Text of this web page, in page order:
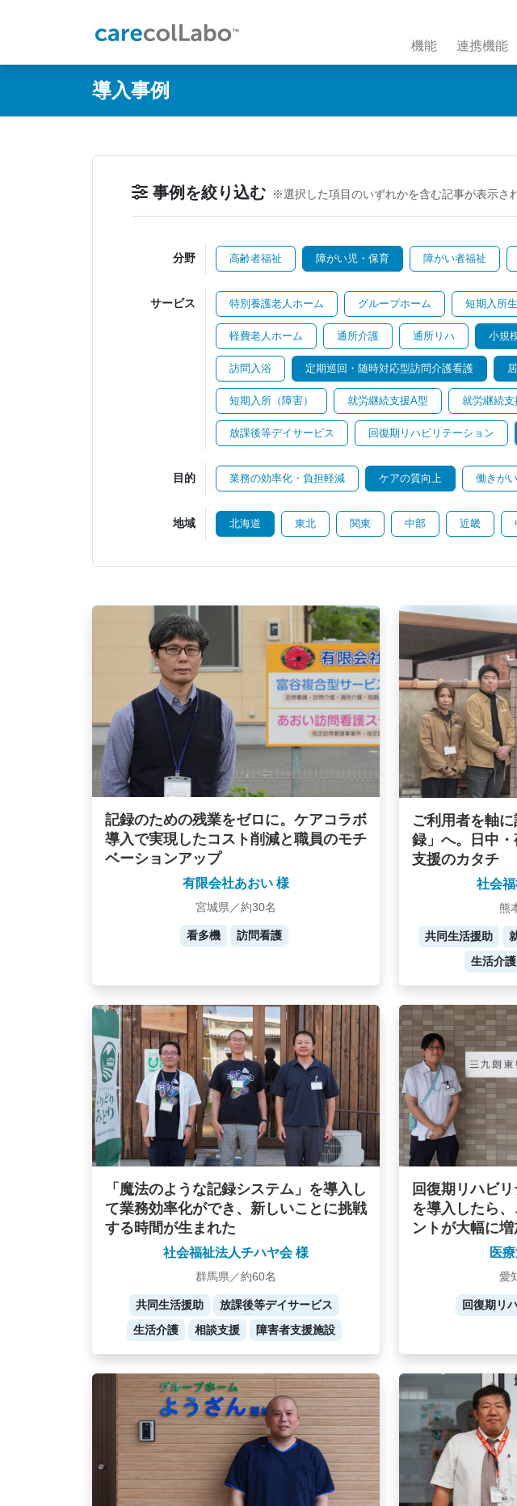
機能 連携機能
導入事例
事例を絞り込む ※選択した項目のいずれかを含む記事が表示さ
分野 高齢者福祉 障がい児・保育 障がい者福祉
サービス 特別養護老人ホーム グループホーム 短期入所
軽費老人ホーム 通所介護 通所リハ 小規
訪問入浴 定期巡回・随時対応型訪問介護看護
短期入所（障害） 就労継続支援A型 就労継続支
放課後等デイサービス 回復期リハビリテーション
目的 業務の効率化・負担軽減 ケアの質向上 働きが
地域 北海道 東北 関東 中部 近畿
記録のための残業をゼロに。ケアコラボ
導入で実現したコスト削減と職員のモチ
ベーションアップ
有限会社あおい 様
宮城県／約30名
看多機 訪問看護
ご利用者を軸
録」へ。日中
支援のカタチ
社会
熊
共同生活援助
生活介護
「魔法のような記録システム」を導入し
て業務効率化ができ、新しいことに挑戦
する時間が生まれた
社会福祉法人チハヤ会 様
群馬県／約60名
共同生活援助
放課後等デイサービス
生活介護
相談支援 障害者支援施設
回復期リハビ
を導入したら
ントが大幅に増
医
愛
回復期リ